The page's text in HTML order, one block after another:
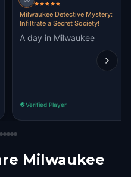
Milwaukee Detective Mystery:
Infiltrate a Secret Society!
A day in Milwaukee
Verified Player
Milwaukee